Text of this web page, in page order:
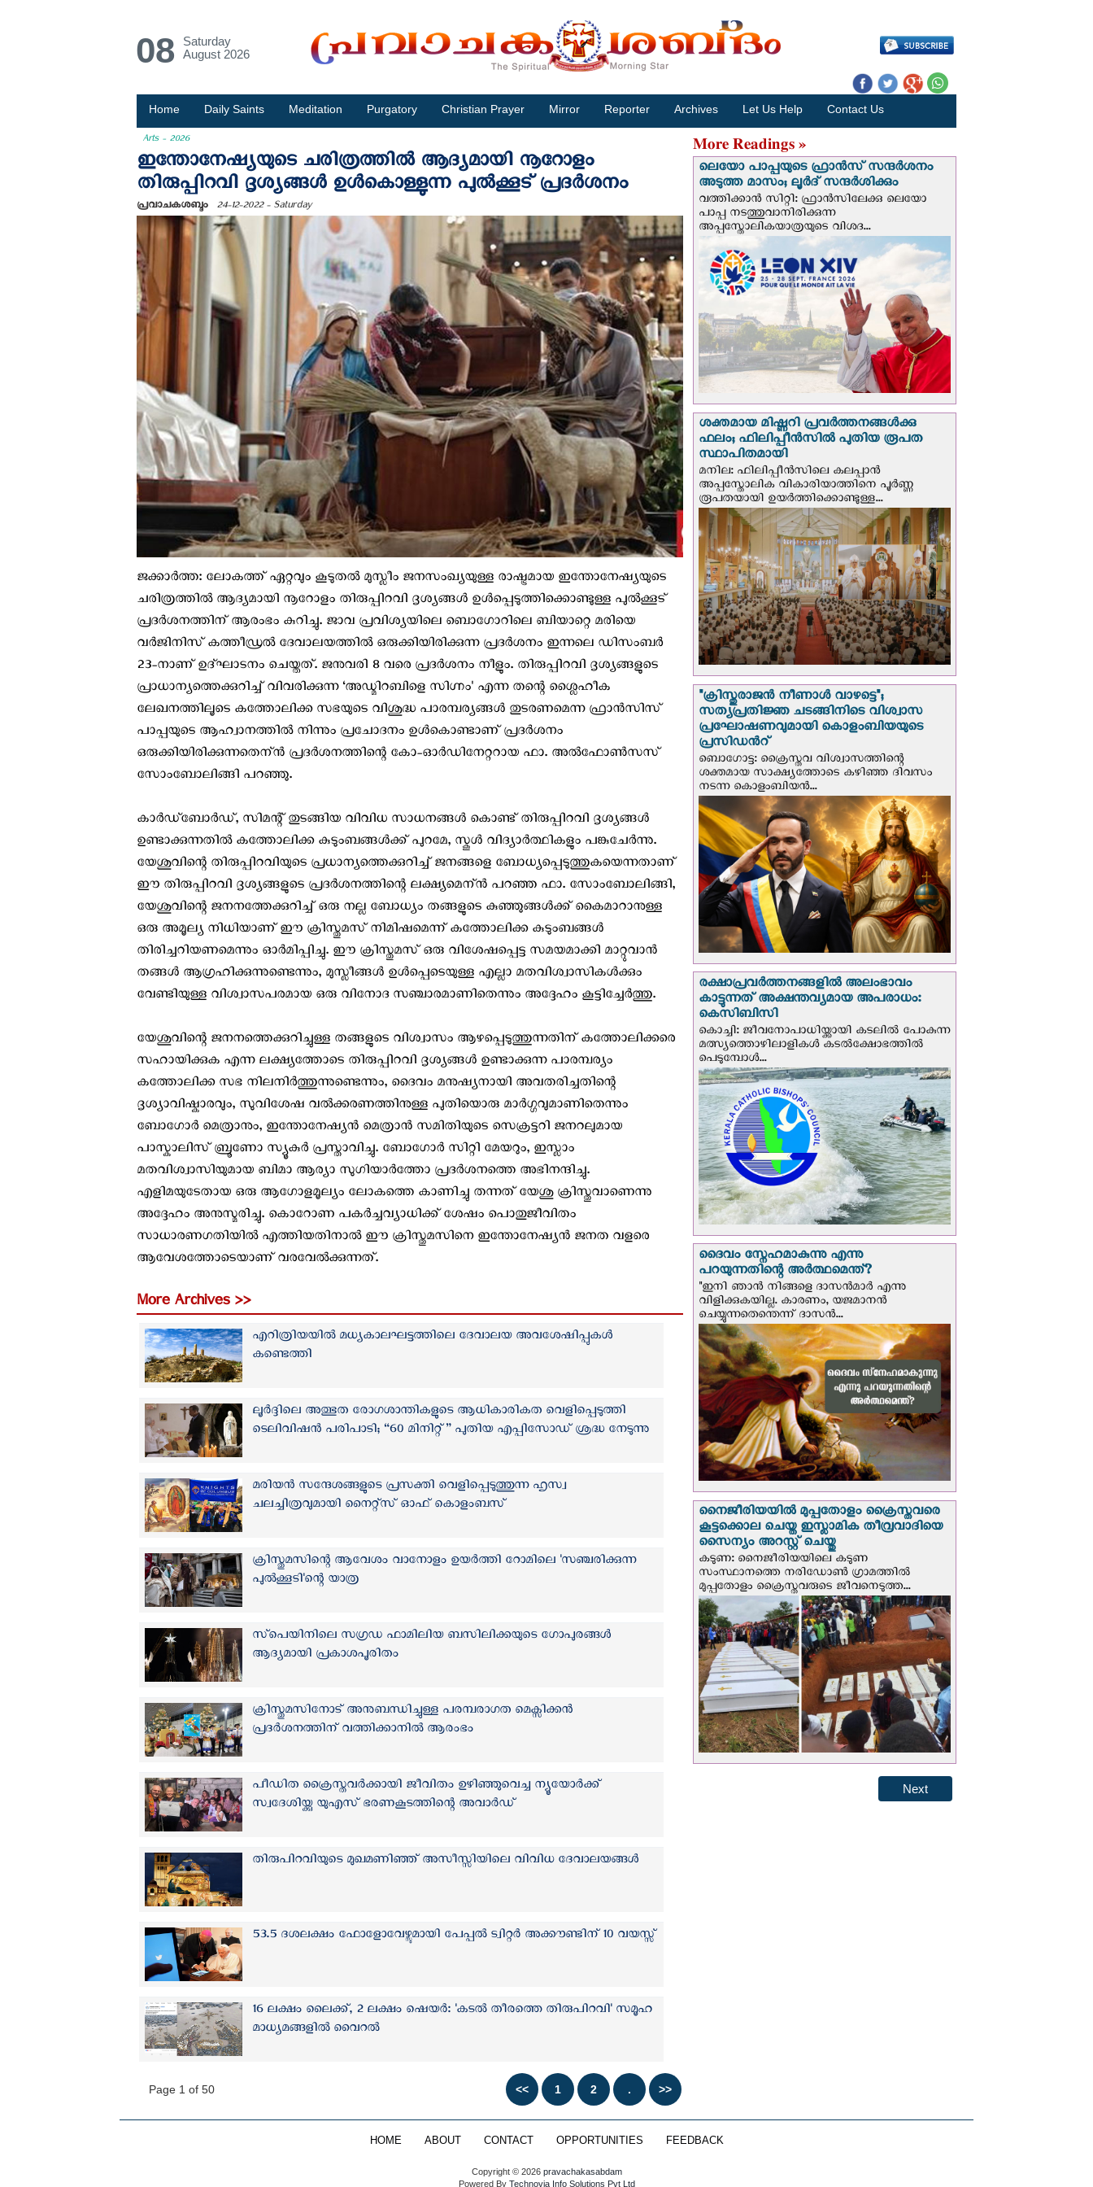
08
Saturday
August 2026
Home Daily Saints Meditation Purgatory Christian Prayer Mirror Reporter Archives Let Us Help Contact Us
Arts - 2026
ഇന്തോനേഷ്യയുടെ ചരിത്രത്തില്‍ ആദ്യമായി നൂറോളം
തിരുപ്പിറവി ദൃശ്യങ്ങള്‍ ഉള്‍കൊള്ളുന്ന പുല്‍ക്കൂട് പ്രദർശനം
പ്രവാചകശബ്ദം 24-12-2022 - Saturday
ജക്കാർത്ത: ലോകത്ത് ഏറ്റവും കൂടുതല്‍ മുസ്ലീം ജനസംഖ്യയുള്ള രാഷ്ട്രമായ ഇന്തോനേഷ്യയുടെ
ചരിത്രത്തില്‍ ആദ്യമായി നൂറോളം തിരുപ്പിറവി ദൃശ്യങ്ങള്‍ ഉള്‍പ്പെടുത്തിക്കൊണ്ടുള്ള പുല്‍ക്കൂട്
പ്രദര്‍ശനത്തിന് ആരംഭം കുറിച്ചു. ജാവ പ്രവിശ്യയിലെ ബൊഗോറിലെ ബിയാറ്റെ മരിയെ
വര്‍ജിനിസ് കത്തീഡ്രല്‍ ദേവാലയത്തില്‍ ഒരുക്കിയിരിക്കുന്ന പ്രദര്‍ശനം ഇന്നലെ ഡിസംബര്‍
23-നാണ് ഉദ്ഘാടനം ചെയ്തത്. ജനുവരി 8 വരെ പ്രദര്‍ശനം നീളും. തിരുപ്പിറവി ദൃശ്യങ്ങളുടെ
പ്രാധാന്യത്തെക്കുറിച്ച് വിവരിക്കുന്ന ‘അഡ്മിറബിളെ സിഗ്നം' എന്ന തന്റെ ശ്ലൈഹീക
ലേഖനത്തിലൂടെ കത്തോലിക്ക സഭയുടെ വിശുദ്ധ പാരമ്പര്യങ്ങള്‍ തുടരണമെന്ന ഫ്രാന്‍സിസ്
പാപ്പയുടെ ആഹ്വാനത്തില്‍ നിന്നും പ്രചോദനം ഉള്‍കൊണ്ടാണ് പ്രദര്‍ശനം
ഒരുക്കിയിരിക്കുന്നതെന്ന്‍ പ്രദര്‍ശനത്തിന്റെ കോ-ഓര്‍ഡിനേറ്ററായ ഫാ. അല്‍ഫോണ്‍സസ്
സോംബോലിങ്ങി പറഞ്ഞു.
കാര്‍ഡ്ബോര്‍ഡ്, സിമന്റ് തുടങ്ങിയ വിവിധ സാധനങ്ങള്‍ കൊണ്ട് തിരുപ്പിറവി ദൃശ്യങ്ങള്‍
ഉണ്ടാക്കുന്നതില്‍ കത്തോലിക്ക കുടുംബങ്ങള്‍ക്ക് പുറമേ, സ്കൂള്‍ വിദ്യാര്‍ത്ഥികളും പങ്കുചേർന്നു.
യേശുവിന്റെ തിരുപ്പിറവിയുടെ പ്രധാന്യത്തെക്കുറിച്ച് ജനങ്ങളെ ബോധ്യപ്പെടുത്തുകയെന്നതാണ്
ഈ തിരുപ്പിറവി ദൃശ്യങ്ങളുടെ പ്രദര്‍ശനത്തിന്റെ ലക്ഷ്യമെന്ന്‍ പറഞ്ഞ ഫാ. സോംബോലിങ്ങി,
യേശുവിന്റെ ജനനത്തേക്കുറിച്ച് ഒരു നല്ല ബോധ്യം തങ്ങളുടെ കുഞ്ഞുങ്ങൾക്ക് കൈമാറാനുള്ള
ഒരു അമൂല്യ നിധിയാണ്‌ ഈ ക്രിസ്തുമസ് നിമിഷമെന്ന് കത്തോലിക്ക കുടുംബങ്ങള്‍
തിരിച്ചറിയണമെന്നും ഓർമിപ്പിച്ചു. ഈ ക്രിസ്തുമസ് ഒരു വിശേഷപ്പെട്ട സമയമാക്കി മാറ്റുവാന്‍
തങ്ങള്‍ ആഗ്രഹിക്കുന്നുണ്ടെന്നും, മുസ്ലീങ്ങള്‍ ഉള്‍പ്പെടെയുള്ള എല്ലാ മതവിശ്വാസികള്‍ക്കും
വേണ്ടിയുള്ള വിശ്വാസപരമായ ഒരു വിനോദ സഞ്ചാരമാണിതെന്നും അദ്ദേഹം കൂട്ടിച്ചേര്‍ത്തു.
യേശുവിന്റെ ജനനത്തെക്കുറിച്ചുള്ള തങ്ങളുടെ വിശ്വാസം ആഴപ്പെടുത്തുന്നതിന് കത്തോലിക്കരെ
സഹായിക്കുക എന്ന ലക്ഷ്യത്തോടെ തിരുപ്പിറവി ദൃശ്യങ്ങള്‍ ഉണ്ടാക്കുന്ന പാരമ്പര്യം
കത്തോലിക്ക സഭ നിലനിര്‍ത്തുന്നുണ്ടെന്നും, ദൈവം മനുഷ്യനായി അവതരിച്ചതിന്റെ
ദൃശ്യാവിഷ്കാരവും, സുവിശേഷ വല്‍ക്കരണത്തിനുള്ള പുതിയൊരു മാര്‍ഗ്ഗവുമാണിതെന്നും
ബോഗോര്‍ മെത്രാനും, ഇന്തോനേഷ്യന്‍ മെത്രാന്‍ സമിതിയുടെ സെക്രട്ടറി ജനറലുമായ
പാസ്കാലിസ് ബ്രൂണോ സ്യൂകുര്‍ പ്രസ്താവിച്ചു. ബോഗോര്‍ സിറ്റി മേയറും, ഇസ്ലാം
മതവിശ്വാസിയുമായ ബിമാ ആര്യാ സുഗിയാര്‍ത്തോ പ്രദര്‍ശനത്തെ അഭിനന്ദിച്ചു.
എളിമയുടേതായ ഒരു ആഗോളമൂല്യം ലോകത്തെ കാണിച്ചു തന്നത് യേശു ക്രിസ്തുവാണെന്നു
അദ്ദേഹം അനുസ്മരിച്ചു. കൊറോണ പകര്‍ച്ചവ്യാധിക്ക് ശേഷം പൊതുജീവിതം
സാധാരണഗതിയില്‍ എത്തിയതിനാല്‍ ഈ ക്രിസ്തുമസിനെ ഇന്തോനേഷ്യന്‍ ജനത വളരെ
ആവേശത്തോടെയാണ് വരവേല്‍ക്കുന്നത്.
More Archives >>
എറിത്രിയയില്‍ മധ്യകാലഘട്ടത്തിലെ ദേവാലയ അവശേഷിപ്പുകള്‍
കണ്ടെത്തി
ലൂര്‍ദ്ദിലെ അത്ഭുത രോഗശാന്തികളുടെ ആധികാരികത വെളിപ്പെടുത്തി
ടെലിവിഷന്‍ പരിപാടി; “60 മിനിറ്റ്” പുതിയ എപ്പിസോഡ് ശ്രദ്ധ നേടുന്നു
മരിയൻ സന്ദേശങ്ങളുടെ പ്രസക്തി വെളിപ്പെടുത്തുന്ന ഹൃസ്വ
ചലച്ചിത്രവുമായി നൈറ്റ്സ് ഓഫ് കൊളംബസ്
ക്രിസ്തുമസിന്റെ ആവേശം വാനോളം ഉയര്‍ത്തി റോമിലെ 'സഞ്ചരിക്കുന്ന
പുല്‍ക്കൂടി'ന്റെ യാത്ര
സ്‌പെയിനിലെ സഗ്രഡ ഫാമിലിയ ബസിലിക്കയുടെ ഗോപുരങ്ങൾ
ആദ്യമായി പ്രകാശപൂരിതം
ക്രിസ്തുമസിനോട് അനുബന്ധിച്ചുള്ള പരമ്പരാഗത മെക്സിക്കന്‍
പ്രദര്‍ശനത്തിന് വത്തിക്കാനില്‍ ആരംഭം
പീഡിത ക്രൈസ്തവര്‍ക്കായി ജീവിതം ഉഴിഞ്ഞുവെച്ച ന്യൂയോര്‍ക്ക്
സ്വദേശിയ്ക്കു യു‌എസ് ഭരണകൂടത്തിന്റെ അവാര്‍ഡ്
തിരുപിറവിയുടെ മുഖമണിഞ്ഞ് അസീസ്സിയിലെ വിവിധ ദേവാലയങ്ങള്‍
53.5 ദശലക്ഷം ഫോളോവേഴ്സുമായി പേപ്പല്‍ ട്വിറ്റര്‍ അക്കൗണ്ടിന് 10 വയസ്സ്
16 ലക്ഷം ലൈക്ക്, 2 ലക്ഷം ഷെയർ: 'കടൽ തീരത്തെ തിരുപിറവി' സമൂഹ
മാധ്യമങ്ങളിൽ വൈറൽ
Page 1 of 50
More Readings »
ലെയോ പാപ്പയുടെ ഫ്രാന്‍സ് സന്ദര്‍ശനം
അടുത്ത മാസം; ലൂര്‍ദ് സന്ദര്‍ശിക്കും
വത്തിക്കാന്‍ സിറ്റി: ഫ്രാൻസിലേക്കു ലെയോ
പാപ്പ നടത്തുവാനിരിക്കുന്ന
അപ്പസ്തോലികയാത്രയുടെ വിശദ...
ശക്തമായ മിഷ്ണറി പ്രവർത്തനങ്ങൾക്കു
ഫലം; ഫിലിപ്പീൻസിൽ പുതിയ രൂപത
സ്ഥാപിതമായി
മനില: ഫിലിപ്പീൻസിലെ കലപ്പാൻ
അപ്പസ്തോലിക വികാരിയാത്തിനെ പൂർണ്ണ
രൂപതയായി ഉയർത്തിക്കൊണ്ടുള്ള...
"ക്രിസ്തുരാജന്‍ നീണാള്‍ വാഴട്ടെ";
സത്യപ്രതിജ്ഞ ചടങ്ങിനിടെ വിശ്വാസ
പ്രഘോഷണവുമായി കൊളംബിയയുടെ
പ്രസിഡന്‍റ്
ബൊഗോട്ട: ക്രൈസ്തവ വിശ്വാസത്തിന്റെ
ശക്തമായ സാക്ഷ്യത്തോടെ കഴിഞ്ഞ ദിവസം
നടന്ന കൊളംബിയന്‍...
രക്ഷാപ്രവര്‍ത്തനങ്ങളില്‍ അലംഭാവം
കാട്ടുന്നത് അക്ഷന്തവ്യമായ അപരാധം:
കെസിബിസി
കൊച്ചി: ജീവനോപാധിയ്ക്കായി കടലില്‍ പോകുന്ന
മത്സ്യത്തൊഴിലാളികള്‍ കടല്‍ക്ഷോഭത്തില്‍
പെടുമ്പോള്‍...
ദൈവം സ്നേഹമാകുന്നു എന്നു
പറയുന്നതിന്റെ അർത്ഥമെന്ത്?
"ഇനി ഞാന്‍ നിങ്ങളെ ദാസന്‍മാര്‍ എന്നു
വിളിക്കുകയില്ല. കാരണം, യജമാനന്‍
ചെയ്യുന്നതെന്തെന്ന് ദാസന്‍...
നൈജീരിയയില്‍ മുപ്പതോളം ക്രൈസ്തവരെ
കൂട്ടക്കൊല ചെയ്ത ഇസ്ലാമിക തീവ്രവാദിയെ
സൈന്യം അറസ്റ്റ് ചെയ്തു
കടുണ: നൈജീരിയയിലെ കടുണ
സംസ്ഥാനത്തെ നരിഡോൺ ഗ്രാമത്തിൽ
മുപ്പതോളം ക്രൈസ്തവരുടെ ജീവനെടുത്ത...
Next
HOME ABOUT CONTACT OPPORTUNITIES FEEDBACK
Copyright © 2026 pravachakasabdam
Powered ByTechnovia Info Solutions Pvt Ltd